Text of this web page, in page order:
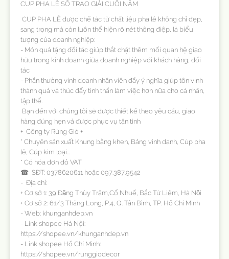
CUP PHA LÊ SỐ TRAO GIẢI CUỐI NĂM
CUP PHA LÊ được chế tác từ chất liệu pha lê không chỉ đẹp,
sang trọng mà còn luôn thể hiện rõ nét thông điệp, là biểu
tượng của doanh nghiệp:
- Món quà tặng đối tác giúp thắt chặt thêm mối quan hệ giao
hữu trong kinh doanh giữa doanh nghiệp với khách hàng, đối
tác
- Phần thưởng vinh doanh nhân viên đầy ý nghĩa giúp tôn vinh
thành quả và thúc đẩy tinh thần làm việc hơn nữa cho cá nhân,
tập thể.
Bạn đến với chúng tôi sẽ được thiết kế theo yêu cầu, giao
hàng đúng hẹn và được phục vụ tận tình
+ Công ty Rừng Gió +
* Chuyên sản xuất Khung bằng khen, Bảng vinh danh, Cúp pha
lê, Cúp kim loại…
* Có hóa đơn đỏ VAT
☎ SĐT: 0378620611 hoặc 097.387.9542
- Địa chỉ:
+ Cơ sở 1: 39 Đặng Thùy Trâm,Cổ Nhuế, Bắc Từ Liêm, Hà Nội
+ Cơ sở 2: 61/3 Thăng Long, P.4, Q. Tân Bình, TP. Hồ Chí Minh
- Web: khunganhdep.vn
- Link shopee Hà Nội:
https://shopee.vn/khunganhdep.vn
- Link shopee Hồ Chí Minh:
https://shopee.vn/runggiodecor